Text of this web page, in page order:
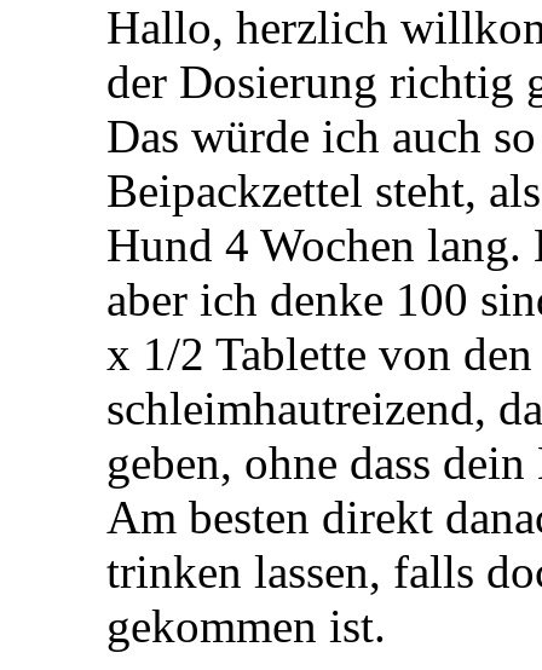
Hallo, herzlich
der Dosierung richtig
Das würde ich auch
Beipackzettel steht,
Hund 4 Wochen lang.
aber ich denke 100
x 1/2 Tablette von
schleimhautreizend,
geben, ohne dass
Am besten direkt
trinken lassen, falls
gekommen ist.